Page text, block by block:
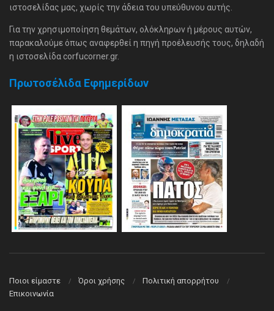
ιστοσελίδας μας, χωρίς την άδεια του υπεύθυνου αυτής.
Για την χρησιμοποίηση θεμάτων, ολόκληρων ή μέρους αυτών,
παρακαλούμε όπως αναφερθεί η πηγή προέλευσής τους, δηλαδή
η ιστοσελίδα corfucorner.gr.
Πρωτοσέλιδα Εφημερίδων
Ποιοι είμαστε Όροι χρήσης
Πολιτική απορρήτου
Επικοινωνία